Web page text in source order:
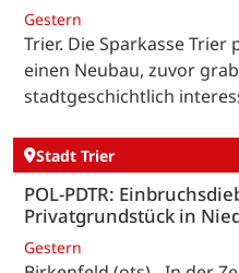
Gestern
Trier. Die Sparkasse
einen Neubau, zuvor
stadtgeschichtlich
Stadt Trier
POL-PDTR:
Privatgrundstück in
Gestern